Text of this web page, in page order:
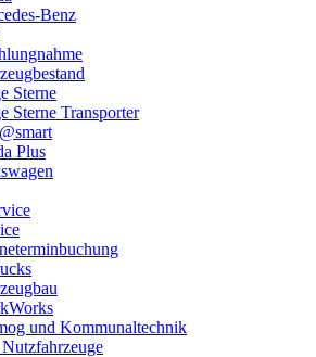
Benz
Sterne
Sterne Transporter
Plus
und Kommunaltechnik